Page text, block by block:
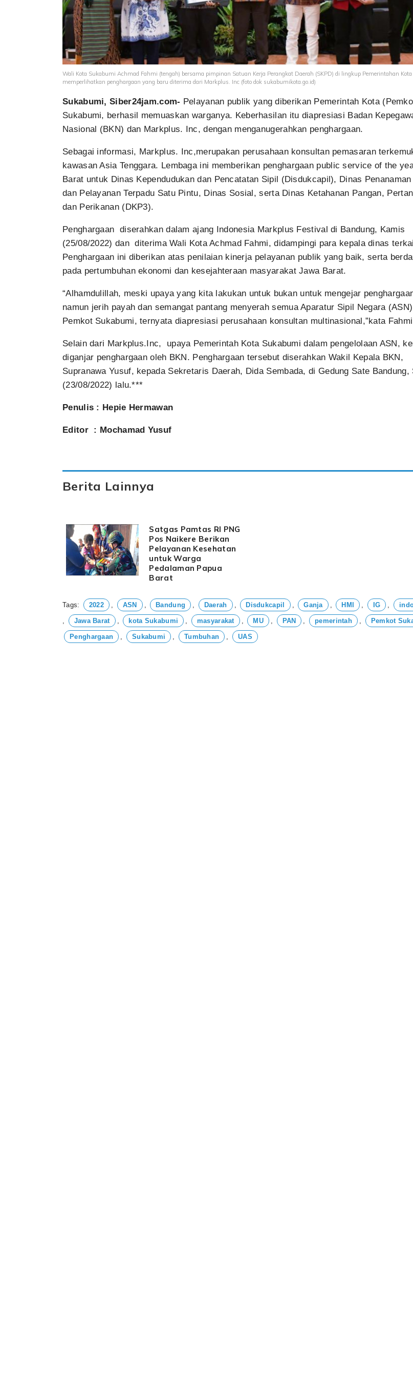
Wali Kota Sukabumi Achmad Fahmi (tengah) bersama pimpinan Satuan Kerja Perangkat Daerah (SKPD) di lingkup Pemerintahan
memperlihatkan penghargaan yang baru diterima dari Markplus. Inc (foto dok sukabumikota.go.id)
Sukabumi, Siber24jam.com- Pelayanan publik yang diberikan Pemerintah Kota
Sukabumi, berhasil memuaskan warganya. Keberhasilan itu diapresiasi Badan
Nasional (BKN) dan Markplus. Inc, dengan menganugerahkan penghargaan.
Sebagai informasi, Markplus. Inc,merupakan perusahaan konsultan pemasaran
kawasan Asia Tenggara. Lembaga ini memberikan penghargaan public service of the
Barat untuk Dinas Kependudukan dan Pencatatan Sipil (Disdukcapil), Dinas Penanaman
dan Pelayanan Terpadu Satu Pintu, Dinas Sosial, serta Dinas Ketahanan Pangan,
dan Perikanan (DKP3).
Penghargaan diserahkan dalam ajang Indonesia Markplus Festival di Bandung, Kamis
(25/08/2022) dan diterima Wali Kota Achmad Fahmi, didampingi para kepala dinas
Penghargaan ini diberikan atas penilaian kinerja pelayanan publik yang baik, serta
pada pertumbuhan ekonomi dan kesejahteraan masyarakat Jawa Barat.
“Alhamdulillah, meski upaya yang kita lakukan untuk bukan untuk mengejar
namun jerih payah dan semangat pantang menyerah semua Aparatur Sipil Negara
Pemkot Sukabumi, ternyata diapresiasi perusahaan konsultan multinasional,”kata
Selain dari Markplus.Inc, upaya Pemerintah Kota Sukabumi dalam pengelolaan ASN,
diganjar penghargaan oleh BKN. Penghargaan tersebut diserahkan Wakil Kepala BKN,
Supranawa Yusuf, kepada Sekretaris Daerah, Dida Sembada, di Gedung Sate Bandung,
(23/08/2022) lalu.***
Penulis : Hepie Hermawan
Editor : Mochamad Yusuf
Berita Lainnya
Satgas Pamtas RI PNG
Pos Naikere Berikan
Pelayanan Kesehatan
untuk Warga
Pedalaman Papua
Barat
Tags: 2022 ASN Bandung Daerah Disdukcapil Ganja HMI IG
Jawa Barat kota Sukabumi masyarakat MU PAN pemerintah Pemkot
Penghargaan Sukabumi Tumbuhan UAS